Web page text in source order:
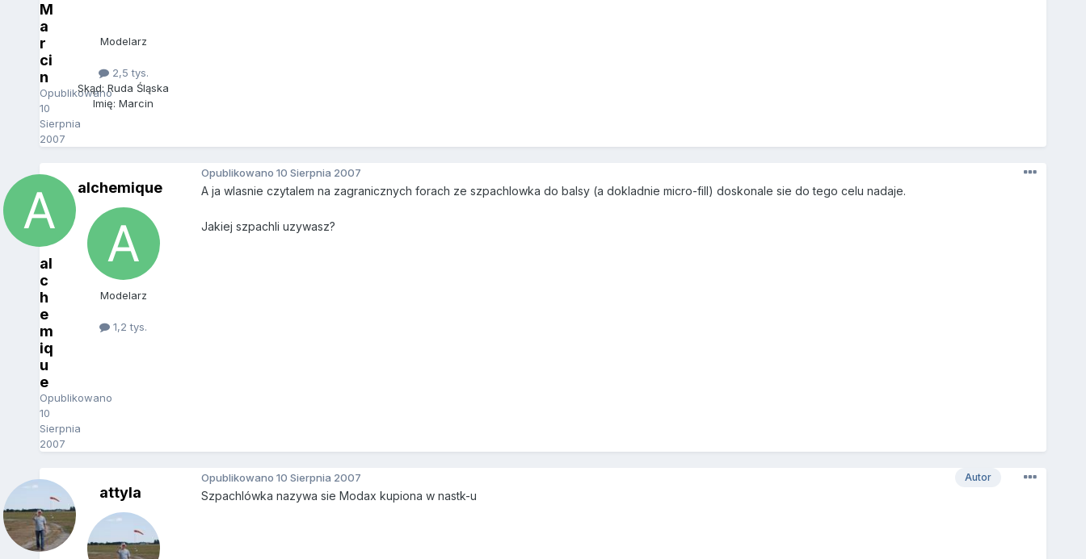
M
a
r
ci
n
Opublikowano
10
Sierpnia
2007
Modelarz
2,5 tys.
Skąd: Ruda Śląska
Imię: Marcin
al
c
h
e
m
iq
u
e
Opublikowano
10
Sierpnia
2007
alchemique
Modelarz
1,2 tys.
Opublikowano 10 Sierpnia 2007
A ja wlasnie czytalem na zagranicznych forach ze szpachlowka do balsy (a dokladnie micro-fill) doskonale sie do tego celu nadaje.
Jakiej szpachli uzywasz?
attyla
Autor
Opublikowano 10 Sierpnia 2007
Szpachlówka nazywa sie Modax kupiona w nastk-u